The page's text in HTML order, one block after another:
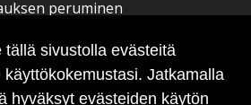
peruminen
tällä sivustolla evästeitä
Jatkamalla
hyväksyt evästeiden käytön